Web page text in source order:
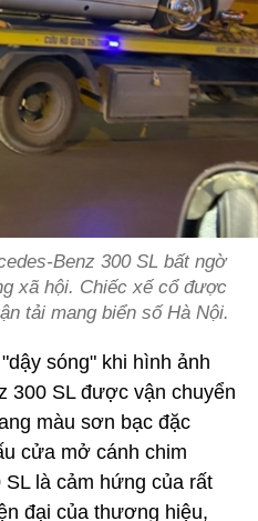
Benz 300 SL bất ngờ
xã hội. Chiếc xế cổ được
tải mang biển số Hà Nội.
sóng" khi hình ảnh
300 SL được vận chuyển
màu sơn bạc đặc
cửa mở cánh chim
là cảm hứng của rất
đại của thương hiệu,